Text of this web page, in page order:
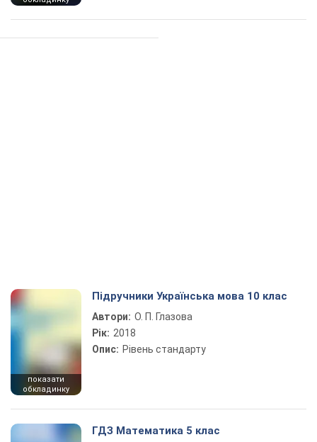
показати
обкладинку
Підручники Українська мова 10 клас
Автори: О. П. Глазова
Рік: 2018
Опис: Рівень стандарту
ГДЗ Математика 5 клас